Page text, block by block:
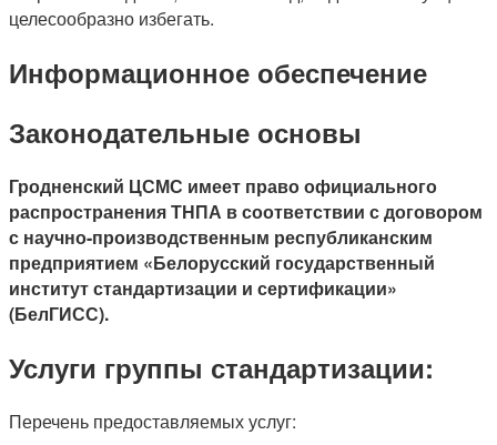
целесообразно избегать.
Информационное обеспечение
Законодательные основы
Гродненский ЦСМС имеет право официального
распространения ТНПА в соответствии с договором
с научно-производственным республиканским
предприятием «Белорусский государственный
институт стандартизации и сертификации»
(БелГИСС).
Услуги группы стандартизации:
Перечень предоставляемых услуг: